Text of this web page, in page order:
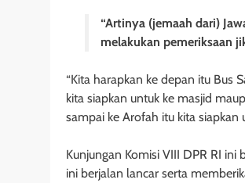
“Artinya (jemaah dari)
melakukan pemeriksaan
“Kita harapkan ke depan itu Bus
kita siapkan untuk ke masjid
sampai ke Arofah itu kita siapkan
Kunjungan Komisi VIII DPR RI
ini berjalan lancar serta